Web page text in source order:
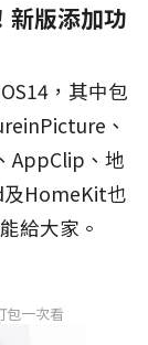
版添加功
，其中包
、
AppClip、地
HomeKit也
給大家。
包一次看